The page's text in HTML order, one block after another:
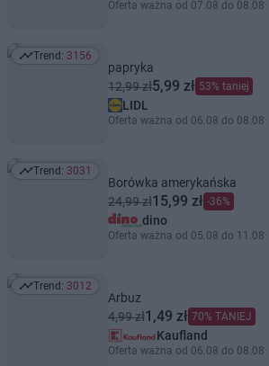
Oferta ważna od 07.08 do 08.08
Trend: 3156
Trend: 3156
papryka
12,99 zł5,99 zł 53% taniej
LIDL
Oferta ważna od 06.08 do 08.08
Trend: 3031
Trend: 3031
Borówka amerykańska
24,99 zł15,99 zł -36%
dino
Oferta ważna od 05.08 do 11.08
Trend: 3012
Trend: 3012
Arbuz
4,99 zł1,49 zł 70% TANIEJ
Kaufland
Oferta ważna od 06.08 do 08.08